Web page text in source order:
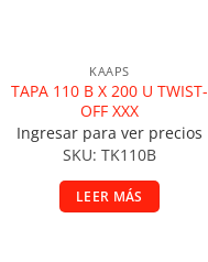
KAAPS
TAPA 110 B X 200 U TWIST-
OFF XXX
Ingresar para ver precios
SKU: TK110B
LEER MÁS